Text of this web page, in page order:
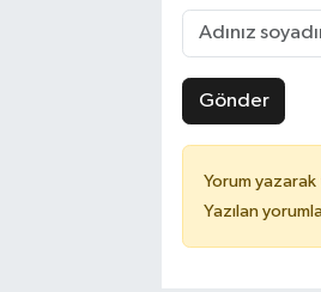
Gönder
Yorum yazarak
Yazılan